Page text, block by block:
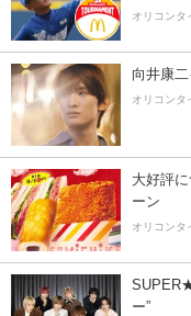
オリコンタ
向井康
オリコンタ
大好評
ーン
オリコンタ
ー”